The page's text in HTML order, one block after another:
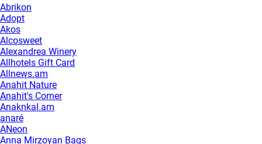
Abrikon
Adopt
Akos
Alcosweet
Alexandrea Winery
Allhotels Gift Card
Allnews.am
Anahit Nature
Anahit's Corner
Anaknkal.am
anaré
ANeon
Anna Mirzoyan Bags